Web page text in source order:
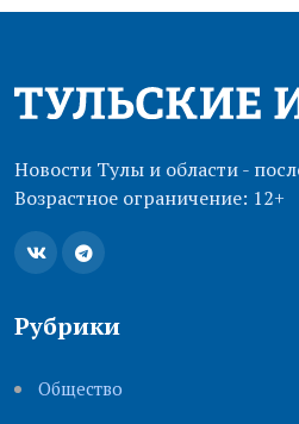
Новости Тулы и области -
Возрастное ограничение: 12+
Рубрики
Общество